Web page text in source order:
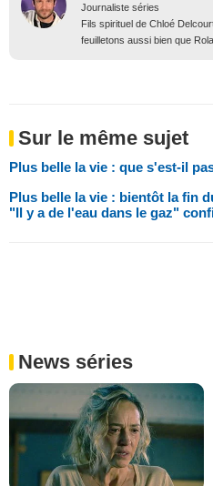
Journaliste séries
Fils spirituel de Chloé
feuilletons aussi bien que
Sur le même sujet
Plus belle la vie : que s'est-il
Plus belle la vie : bientôt la fin
"Il y a de l'eau dans le gaz"
News séries